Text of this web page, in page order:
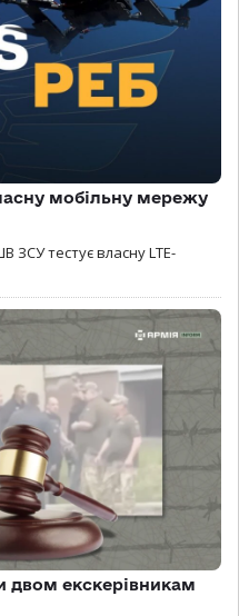
мобільну мережу
ЗСУ тестує власну LTE-
двом екскерівникам